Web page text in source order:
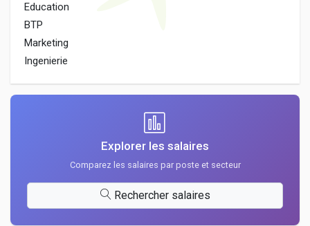
Education
BTP
Marketing
Ingenierie
Explorer les salaires
Comparez les salaires par poste et secteur
Rechercher salaires